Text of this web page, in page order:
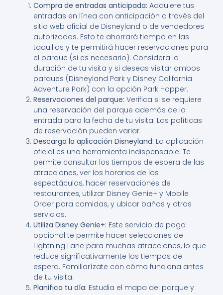
Compra de entradas anticipada: Adquiere tus
entradas en línea con anticipación a través del
sitio web oficial de Disneyland o de vendedores
autorizados. Esto te ahorrará tiempo en las
taquillas y te permitirá hacer reservaciones para
el parque (si es necesario). Considera la
duración de tu visita y si deseas visitar ambos
parques (Disneyland Park y Disney California
Adventure Park) con la opción Park Hopper.
Reservaciones del parque: Verifica si se requiere
una reservación del parque además de la
entrada para la fecha de tu visita. Las políticas
de reservación pueden variar.
Descarga la aplicación Disneyland: La aplicación
oficial es una herramienta indispensable. Te
permite consultar los tiempos de espera de las
atracciones, ver los horarios de los
espectáculos, hacer reservaciones de
restaurantes, utilizar Disney Genie+ y Mobile
Order para comidas, y ubicar baños y otros
servicios.
Utiliza Disney Genie+: Este servicio de pago
opcional te permite hacer selecciones de
Lightning Lane para muchas atracciones, lo que
reduce significativamente los tiempos de
espera. Familiarízate con cómo funciona antes
de tu visita.
Planifica tu día: Estudia el mapa del parque y